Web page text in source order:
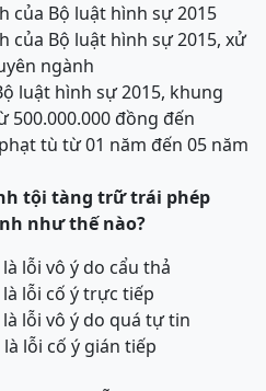
của Bộ luật hình sự 2015
của Bộ luật hình sự 2015, xử
ngành
luật hình sự 2015, khung
đồng đến
tù từ 01 năm đến 05 năm
tội tàng trữ trái phép
như thế nào?
lỗi vô ý do cẩu thả
lỗi cố ý trực tiếp
lỗi vô ý do quá tự tin
lỗi cố ý gián tiếp